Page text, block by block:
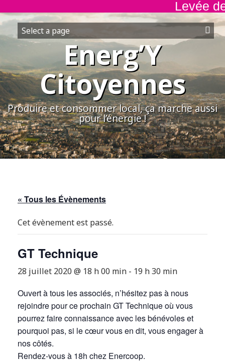
Levée
Aller
au
contenu
Energ’Y
Citoyennes
Produire et consommer local, ça marche aussi
pour l’énergie !
« Tous les Évènements
Cet évènement est passé.
GT Technique
28 juillet 2020 @ 18 h 00 min - 19 h 30 min
Ouvert à tous les associés, n’hésitez pas à nous
rejoindre pour ce prochain GT Technique où vous
pourrez faire connaissance avec les bénévoles et
pourquoi pas, si le cœur vous en dit, vous engager à
nos côtés.
Rendez-vous à 18h chez Enercoop.